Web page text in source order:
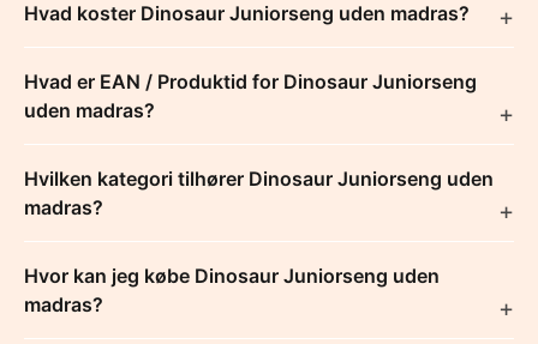
Hvad koster Dinosaur Juniorseng uden madras?
Hvad er EAN / Produktid for Dinosaur Juniorseng
uden madras?
Hvilken kategori tilhører Dinosaur Juniorseng uden
madras?
Hvor kan jeg købe Dinosaur Juniorseng uden
madras?